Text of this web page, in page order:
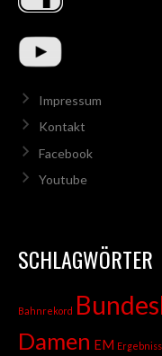
Impressum
Kontakt
Facebook
Youtube
SCHLAGWÖRTER
Bahnrekord
Damen EM